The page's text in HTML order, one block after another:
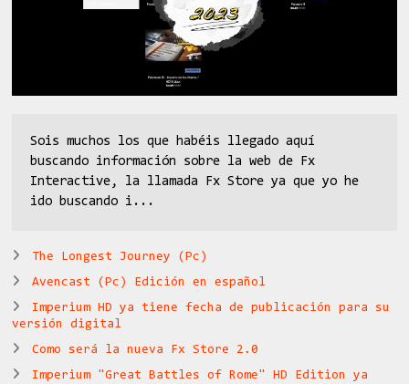
Sois muchos los que habéis llegado aquí
buscando información sobre la web de Fx
Interactive, la llamada Fx Store ya que yo he
ido buscando i...
The Longest Journey (Pc)
Avencast (Pc) Edición en español
Imperium HD ya tiene fecha de publicación para su
versión digital
Como será la nueva Fx Store 2.0
Imperium "Great Battles of Rome" HD Edition ya